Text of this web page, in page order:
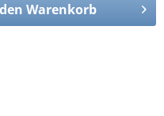
Warenkorb